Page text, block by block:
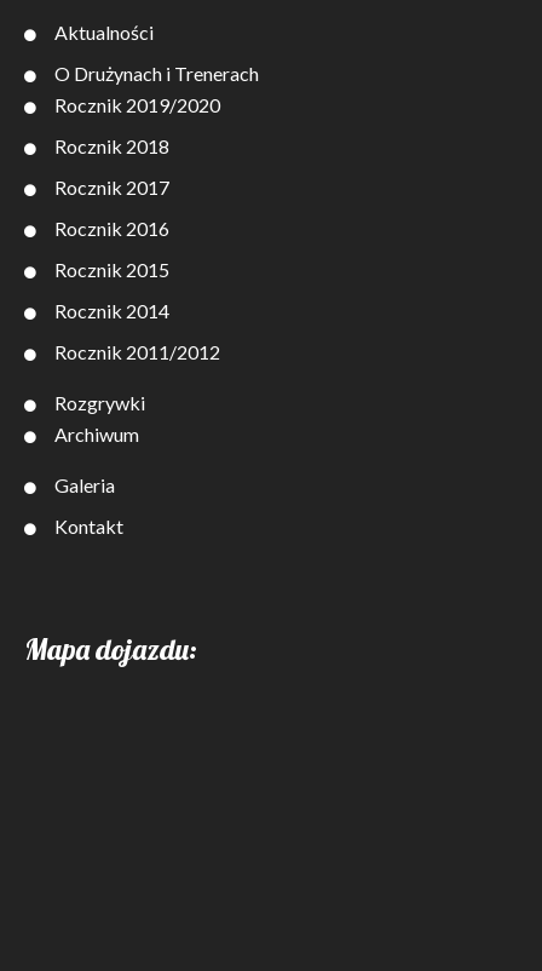
Aktualności
O Drużynach i Trenerach
Rocznik 2019/2020
Rocznik 2018
Rocznik 2017
Rocznik 2016
Rocznik 2015
Rocznik 2014
Rocznik 2011/2012
Rozgrywki
Archiwum
Galeria
Kontakt
Mapa dojazdu: